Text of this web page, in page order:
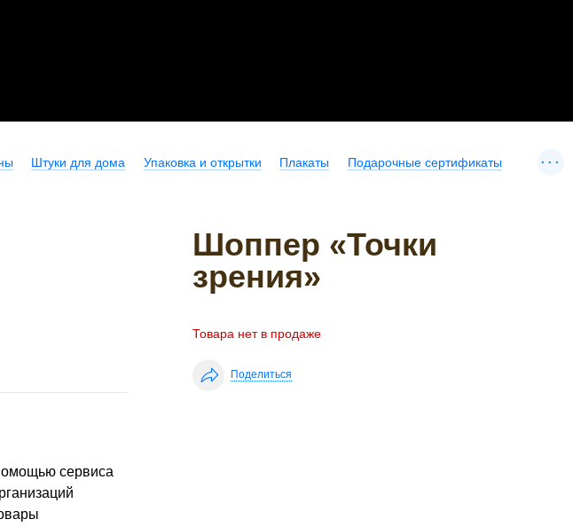
Штуки для дома Упаковка и открытки Плакаты Подарочные сертификаты ...
Шоппер «Точки
зрения»
Товара нет в продаже
Поделиться
сервиса